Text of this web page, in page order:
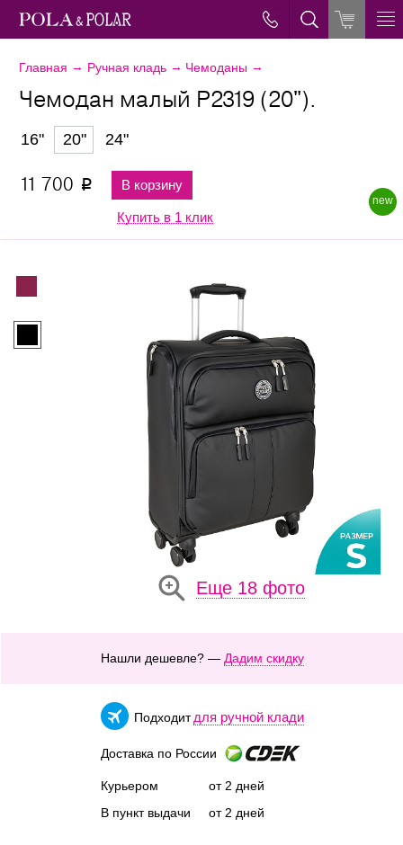
Главная → Ручная кладь → Чемоданы →
Еще 18 фото
new
Чемодан малый Р2319 (20").
16" 20" 24"
11 700 p В корзину
Купить в 1 клик
Нашли дешевле? — Дадим скидку
Подходит для ручной клади
Доставка по России
Курьером
В пункт выдачи
от 2 дней
от 2 дней